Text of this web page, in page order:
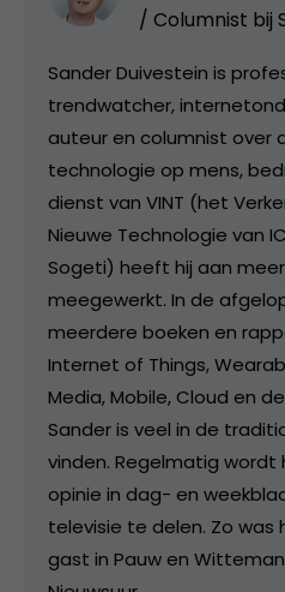
/ Columnist bij
Sander Duivestein is
trendwatcher,
auteur en columnist over
technologie op mens,
dienst van VINT (het
Nieuwe Technologie van
Sogeti) heeft hij aan
meegewerkt. In de
meerdere boeken en
Internet of Things,
Media, Mobile, Cloud en
Sander is veel in de
vinden. Regelmatig wordt
opinie in dag- en
televisie te delen. Zo was
gast in Pauw en